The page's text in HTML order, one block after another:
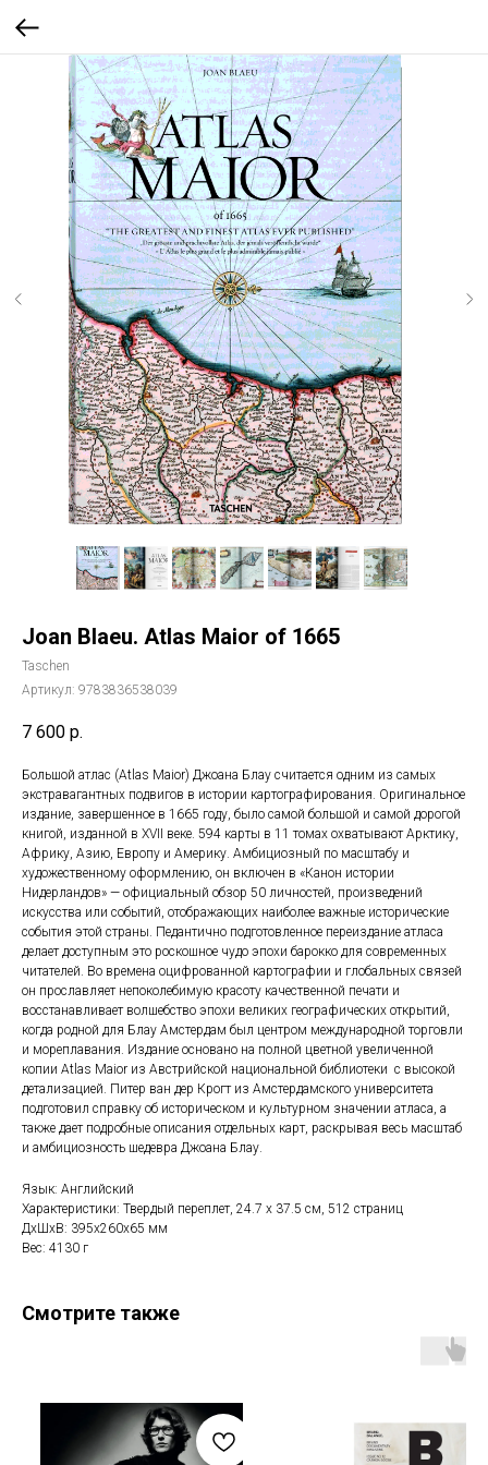
Joan Blaeu. Atlas Maior of 1665
Taschen
Артикул: 9783836538039
7 600 р.
Большой атлас (Atlas Maior) Джоана Блау считается одним из самых
экстравагантных подвигов в истории картографирования. Оригинальное
издание, завершенное в 1665 году, было самой большой и самой дорогой
книгой, изданной в XVII веке. 594 карты в 11 томах охватывают Арктику,
Африку, Азию, Европу и Америку. Амбициозный по масштабу и
художественному оформлению, он включен в «Канон истории
Нидерландов» — официальный обзор 50 личностей, произведений
искусства или событий, отображающих наиболее важные исторические
события этой страны. Педантично подготовленное переиздание атласа
делает доступным это роскошное чудо эпохи барокко для современных
читателей. Во времена оцифрованной картографии и глобальных связей
он прославляет непоколебимую красоту качественной печати и
восстанавливает волшебство эпохи великих географических открытий,
когда родной для Блау Амстердам был центром международной торговли
и мореплавания. Издание основано на полной цветной увеличенной
копии Atlas Maior из Австрийской национальной библиотеки с высокой
детализацией. Питер ван дер Крогт из Амстердамского университета
подготовил справку об историческом и культурном значении атласа, а
также дает подробные описания отдельных карт, раскрывая весь масштаб
и амбициозность шедевра Джоана Блау.
Язык: Английский
Характеристики: Твердый переплет, 24.7 x 37.5 см, 512 страниц
ДxШxВ: 395x260x65 мм
Вес: 4130 г
Смотрите также